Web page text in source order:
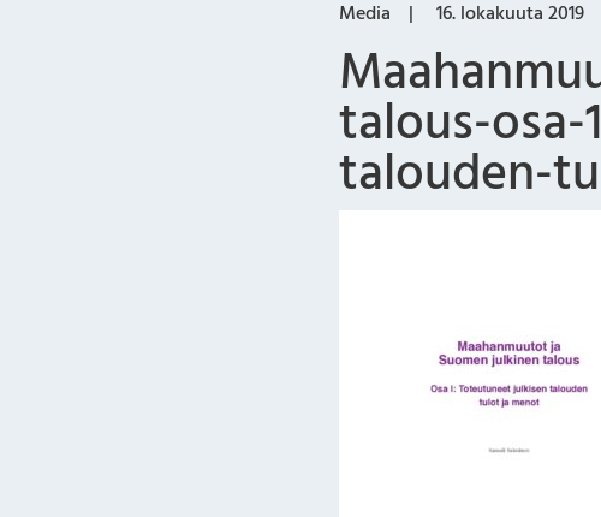
Media 16. lokakuuta 2019
talous-
talouden-